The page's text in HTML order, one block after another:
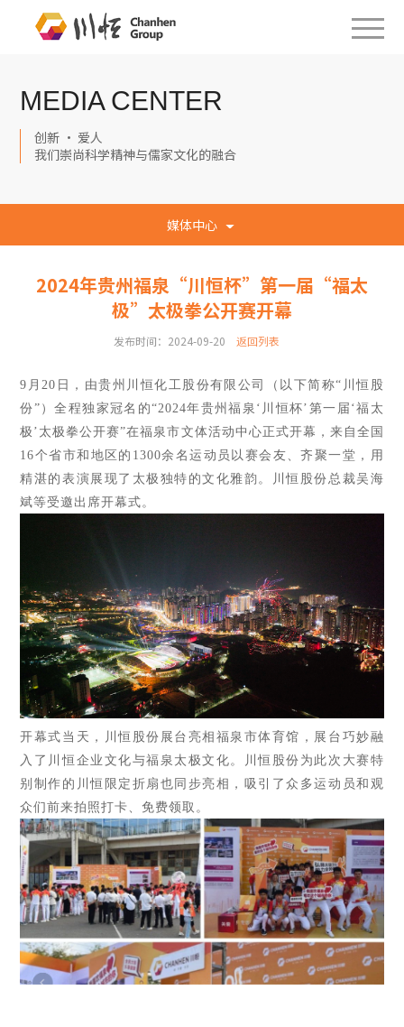
MEDIA CENTER
创新 · 爱人
我们崇尚科学精神与儒家文化的融合
媒体中心
2024年贵州福泉“川恒杯”第一届“福太
极”太极拳公开赛开幕
发布时间：2024-09-20 返回列表
9月20日，由贵州川恒化工股份有限公司（以下简称“川恒股
份”）全程独家冠名的“2024年贵州福泉‘川恒杯’第一届‘福太
极’太极拳公开赛”在福泉市文体活动中心正 式开幕，来自全国
16个省市和地区的1300余名运动员以赛会友、齐聚一堂，用
精湛的表演展现了太极独特的文化雅韵。川恒股份总裁吴海
斌等受邀出席开幕式。
开幕式当天，川恒股份展台亮相福泉市体育馆，展台巧妙融
入了川恒企业文化与福泉太极文化。川恒股份为此次大赛特
别制作的川恒限定折扇也同步亮相，吸引了众多运动员和观
众们前来拍照打卡、免费领取。